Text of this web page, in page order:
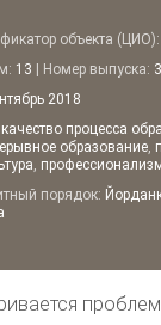
объекта
13 | Номер выпуска: 3
2018
качество процесса
образование,
,
порядок: